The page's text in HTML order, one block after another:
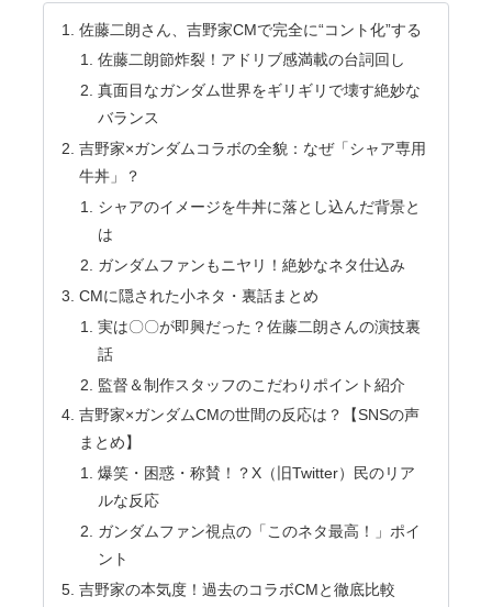
佐藤二朗さん、吉野家CMで完全に“コント化”する
佐藤二朗節炸裂！アドリブ感満載の台詞回し
真面目なガンダム世界をギリギリで壊す絶妙な
バランス
吉野家×ガンダムコラボの全貌：なぜ「シャア専用
牛丼」？
シャアのイメージを牛丼に落とし込んだ背景と
は
ガンダムファンもニヤリ！絶妙なネタ仕込み
CMに隠された小ネタ・裏話まとめ
実は〇〇が即興だった？佐藤二朗さんの演技裏
話
監督＆制作スタッフのこだわりポイント紹介
吉野家×ガンダムCMの世間の反応は？【SNSの声
まとめ】
爆笑・困惑・称賛！？X（旧Twitter）民のリア
ルな反応
ガンダムファン視点の「このネタ最高！」ポイ
ント
吉野家の本気度！過去のコラボCMと徹底比較